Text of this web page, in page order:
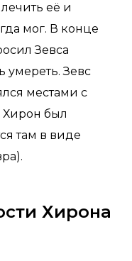
её и
мог. В конце
Зевса
умереть. Зевс
местами с
Хирон был
там в виде
Хирона